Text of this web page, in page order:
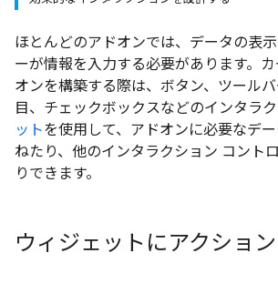
ほとんどのアドオンでは、データの表
ーが情報を入力する必要があります。
オンを構築する際は、ボタン、ツール
目、チェックボックスなどのインタラ
ットを使用して、アドオンに必要なデ
ねたり、他のインタラクション コント
りできます。
ウィジェットにアクショ